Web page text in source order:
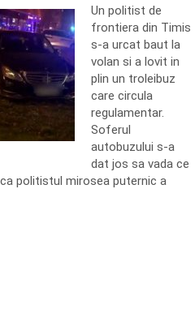
Un politist de
frontiera din Timis
s-a urcat baut la
volan si a lovit in
plin un troleibuz
care circula
regulamentar.
Soferul
autobuzului s-a
dat jos sa vada ce
politistul mirosea puternic a